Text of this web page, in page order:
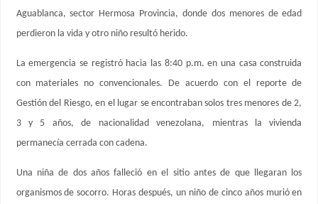
Aguablanca, sector Hermosa Provincia, donde dos menores de edad
perdieron la vida y otro niño resultó herido.
La emergencia se registró hacia las 8:40 p.m. en una casa construida
con materiales no convencionales. De acuerdo con el reporte de
Gestión del Riesgo, en el lugar se encontraban solos tres menores de 2,
3 y 5 años, de nacionalidad venezolana, mientras la vivienda
permanecía cerrada con cadena.
Una niña de dos años falleció en el sitio antes de que llegaran los
organismos de socorro. Horas después, un niño de cinco años murió en